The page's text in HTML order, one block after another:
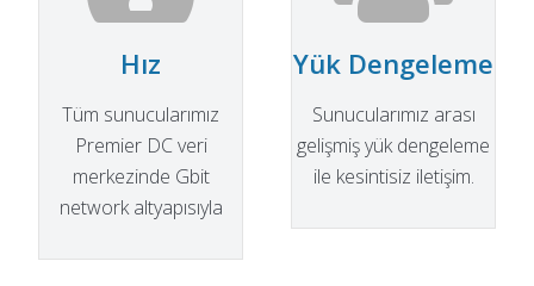
Hız
Tüm sunucularımız
Premier DC veri
merkezinde Gbit
network altyapısıyla
Yük Dengeleme
Sunucularımız arası
gelişmiş yük dengeleme
ile kesintisiz iletişim.